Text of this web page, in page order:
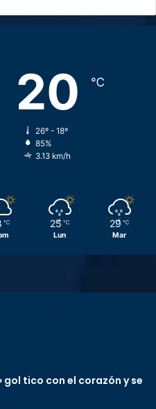
20 ℃
26º - 18º
85%
3.13 km/h
℃ 25 ℃
Lun
29 ℃
Mar
tico con el corazón y se